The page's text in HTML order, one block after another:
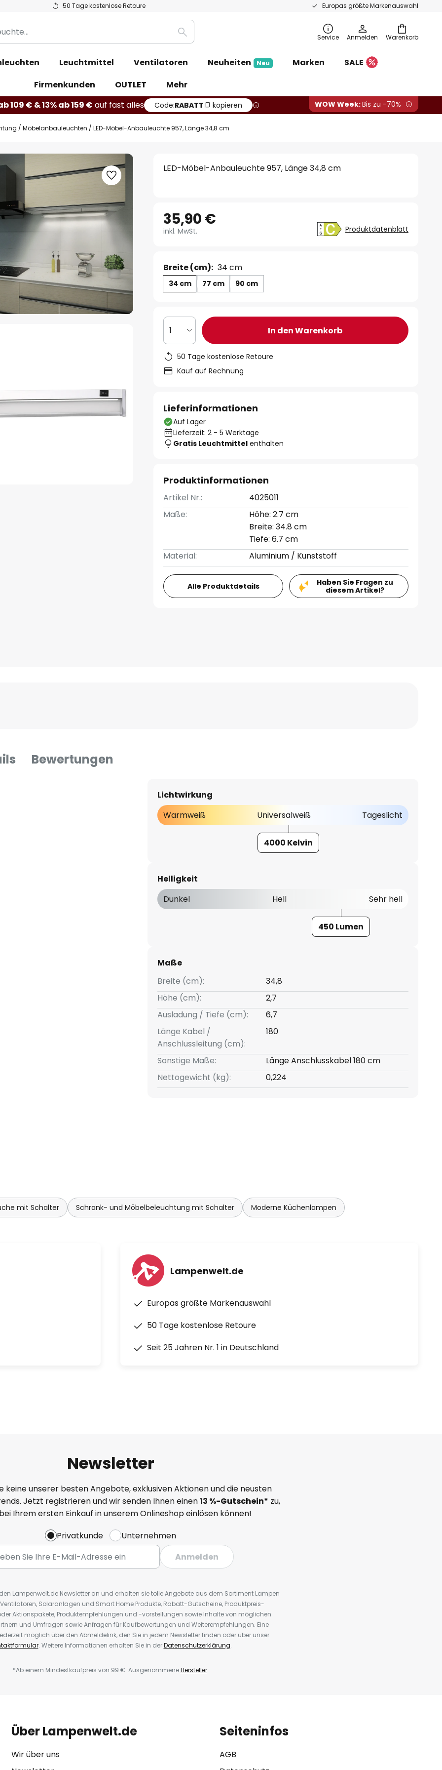
50 Tage kostenlose Retoure Europas größte Markenauswahl
Warenkorb
Suche Service Anmelden
Leuchtmittel Ventilatoren Neuheiten Neu Marken
SALE
Firmenkunden
OUTLET
Mehr
109 € & 13% ab 159 € auf fast alles Code:RABATT kopieren WOW Week:Bis zu -70%
Möbelanbauleuchten LED-Möbel-Anbauleuchte 957, Länge 34,8 cm
LED-Möbel-Anbauleuchte 957, Länge 34,8 cm
35,90 €
inkl. MwSt. Produktdatenblatt
Breite (cm): 34 cm
34 cm 77 cm 90 cm
1 In den Warenkorb
50 Tage kostenlose Retoure
Kauf auf Rechnung
Lieferinformationen
Auf Lager
Lieferzeit: 2 - 5 Werktage
Gratis Leuchtmittel enthalten
Produktinformationen
Artikel Nr.:
4025011
Maße:
Höhe: 2.7 cm
Breite: 34.8 cm
Tiefe: 6.7 cm
Material:
Aluminium / Kunststoff
Alle Produktdetails
Haben Sie Fragen zu
diesem Artikel?
Bewertungen
Lichtwirkung
Warmweiß
Universalweiß Tageslicht
4000 Kelvin
Helligkeit
Dunkel
Hell Sehr hell
450 Lumen
Maße
Breite (cm):
34,8
Höhe (cm):
2,7
Ausladung / Tiefe (cm):
6,7
Länge Kabel /
Anschlussleitung (cm):
180
Sonstige Maße:
Länge Anschlusskabel 180 cm
Nettogewicht (kg):
0,224
mit Schalter Schrank- und Möbelbeleuchtung mit Schalter Moderne Küchenlampen
Lampenwelt.de
Europas größte Markenauswahl
50 Tage kostenlose Retoure
Seit 25 Jahren Nr. 1 in Deutschland
Newsletter
keine unserer besten Angebote, exklusiven Aktionen und die neusten
Jetzt registrieren und wir senden Ihnen einen13 %-Gutschein* zu,
Ihrem ersten Einkauf in unserem Onlineshop einlösen können!
Privatkunde
Unternehmen
Anmelden
Lampenwelt.de Newsletter an und erhalten sie tolle Angebote aus dem Sortiment Lampen
Solaranlagen und Smart Home Produkte, Rabatt-Gutscheine, Produktpreis-
Aktionspakete, Produktempfehlungen und -vorstellungen sowie Inhalte von möglichen
und Umfragen sowie Anfragen für Kaufbewertungen und Weiterempfehlungen. Eine
möglich über den Abmeldelink, den Sie in jedem Newsletter finden oder über unser
. Weitere Informationen erhalten Sie in derDatenschutzerklärung.
*Ab einem Mindestkaufpreis von 99 €. AusgenommeneHersteller.
Über Lampenwelt.de
Wir über uns
Seiteninfos
AGB